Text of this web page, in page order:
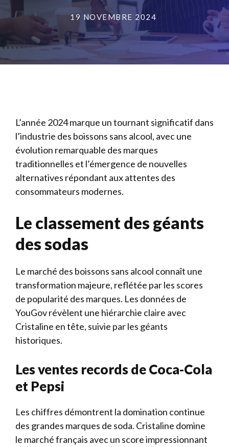
19 NOVEMBRE 2024
L’année 2024 marque un tournant significatif dans
l’industrie des boissons sans alcool, avec une
évolution remarquable des marques
traditionnelles et l’émergence de nouvelles
alternatives répondant aux attentes des
consommateurs modernes.
Le classement des géants
des sodas
Le marché des boissons sans alcool connaît une
transformation majeure, reflétée par les scores
de popularité des marques. Les données de
YouGov révèlent une hiérarchie claire avec
Cristaline en tête, suivie par les géants
historiques.
Les ventes records de Coca-Cola
et Pepsi
Les chiffres démontrent la domination continue
des grandes marques de soda. Cristaline domine
le marché français avec un score impressionnant